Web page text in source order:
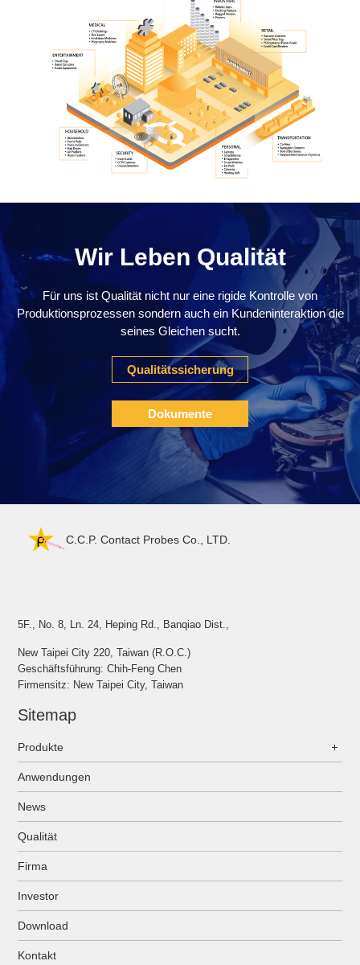
Wir Leben Qualität
Für uns ist Qualität nicht nur eine rigide Kontrolle von
Produktionsprozessen sondern auch ein Kundeninteraktion die
seines Gleichen sucht.
Qualitätssicherung
Dokumente
C.C.P. Contact Probes Co., LTD.
5F., No. 8, Ln. 24, Heping Rd., Banqiao Dist.,
New Taipei City 220, Taiwan (R.O.C.)
Geschäftsführung: Chih-Feng Chen
Firmensitz: New Taipei City, Taiwan
Sitemap
Produkte
Anwendungen
News
Qualität
Firma
Investor
Download
Kontakt